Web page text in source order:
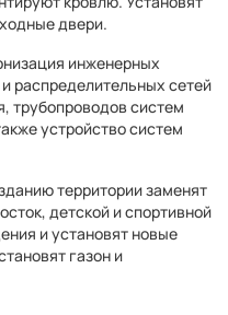
двери.
инженерных
распределительных сетей
трубопроводов систем
устройство систем
территории заменят
детской и спортивной
и установят новые
газон и